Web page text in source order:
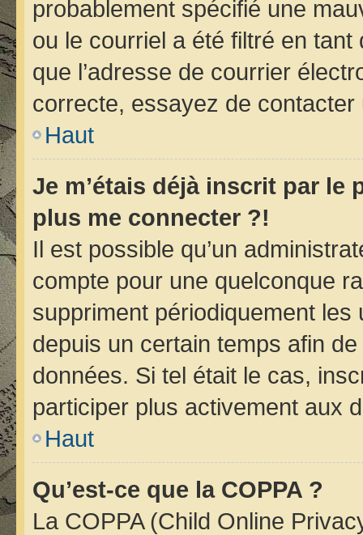
probablement spécifié une
ou le courriel a été filtré en
que l’adresse de courrier
correcte, essayez de contacter
Haut
Je m’étais déjà inscrit par le
plus me connecter ?!
Il est possible qu’un
compte pour une quelconque
suppriment périodiquement les
depuis un certain temps afin
données. Si tel était le cas,
participer plus activement aux
Haut
Qu’est-ce que la COPPA ?
La COPPA (Child Online